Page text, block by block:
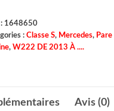
1648650
: Classe S, Mercedes,
, W222 DE 2013 À ....
Avis (0)